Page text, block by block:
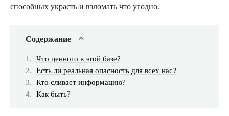
способных украсть и взломать что угодно.
Содержание
Что ценного в этой базе?
Есть ли реальная опасность для всех нас?
Кто сливает информацию?
Как быть?